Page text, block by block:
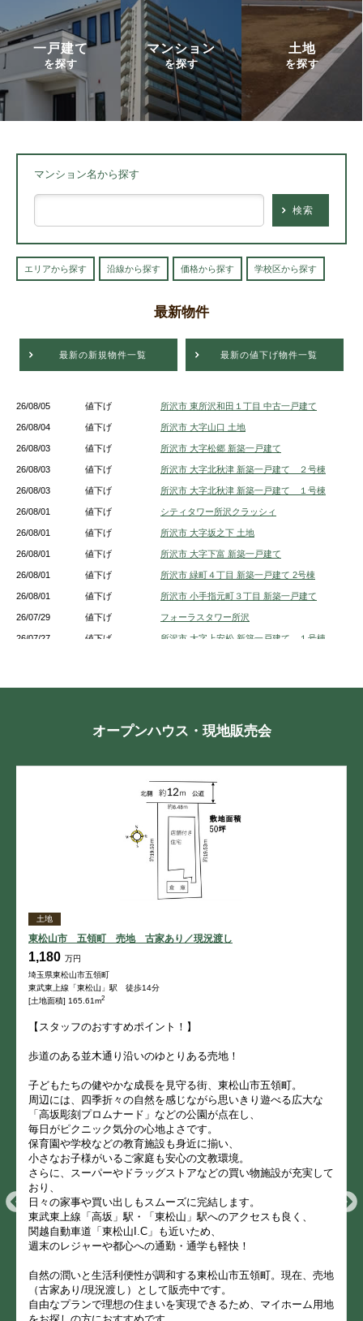
一戸建て
を探す
マンション
を探す
土地
を探す
マンション名から探す
検索
エリアから探す 沿線から探す 価格から探す 学校区から探す
最新物件
最新の新規物件一覧 最新の値下げ物件一覧
26/08/05 値下げ 所沢市 東所沢和田１丁目 中古一戸建て
26/08/04 値下げ 所沢市 大字山口 土地
26/08/03 値下げ 所沢市 大字松郷 新築一戸建て
26/08/03 値下げ 所沢市 大字北秋津 新築一戸建て ２号棟
26/08/03 値下げ 所沢市 大字北秋津 新築一戸建て １号棟
26/08/01 値下げ シティタワー所沢クラッシィ
26/08/01 値下げ 所沢市 大字坂之下 土地
26/08/01 値下げ 所沢市 大字下富 新築一戸建て
26/08/01 値下げ 所沢市 緑町４丁目 新築一戸建て 2号棟
26/08/01 値下げ 所沢市 小手指元町３丁目 新築一戸建て
26/07/29 値下げ フォーラスタワー所沢
26/07/27 値下げ 所沢市 大字上安松 新築一戸建て １号棟
所沢市 大字上安松 新築一戸建て 1号棟
26/07/27 値下げ 所沢市 大字上安松 新築一戸建て 5号棟
所沢市 中新井３丁目 新築一戸建て B号棟
所沢市 上新井４丁目 新築一戸建て
オープンハウス・現地販売会
土地
東松山市 五領町 売地 古家あり／現況渡し
1,180 万円
埼玉県東松山市五領町
東武東上線「東松山」駅 徒歩14分
[土地面積] 165.61m2
【スタッフのおすすめポイント！】
歩道のある並木通り沿いのゆとりある売地！
子どもたちの健やかな成長を見守る街、東松山市五領町。
周辺には、四季折々の自然を感じながら思いきり遊べる広大な
「高坂彫刻プロムナード」などの公園が点在し、
毎日がピクニック気分の心地よさです。
保育園や学校などの教育施設も身近に揃い、
小さなお子様がいるご家庭も安心の文教環境。
さらに、スーパーやドラッグストアなどの買い物施設が充実して
おり、
日々の家事や買い出しもスムーズに完結します。
東武東上線「高坂」駅・「東松山」駅へのアクセスも良く、
関越自動車道「東松山I.C」も近いため、
週末のレジャーや都心への通勤・通学も軽快！
自然の潤いと生活利便性が調和する東松山市五領町。現在、売地
（古家あり/現況渡し）として販売中です。
自由なプランで理想の住まいを実現できるため、マイホーム用地